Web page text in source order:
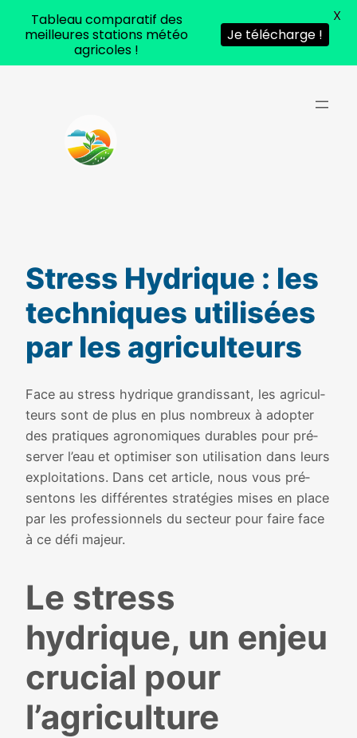
Stress Hydrique : les
tech­niques uti­li­sées
par les agri­cul­teurs
Face au stress hydrique gran­dis­sant, les agri­cul­
teurs sont de plus en plus nom­breux à adop­ter
des pra­tiques agro­no­miques durables pour pré­
ser­ver l’eau et opti­mi­ser son uti­li­sa­tion dans leurs
exploi­ta­tions. Dans cet article, nous vous pré­
sen­tons les dif­fé­rentes stra­té­gies mises en place
par les pro­fes­sion­nels du sec­teur pour faire face
à ce défi majeur.
Le stress
hydrique, un enjeu
cru­cial pour
l’agriculture
Tableau comparatif des
meilleures stations météo
agricoles !
Je télécharge !
X